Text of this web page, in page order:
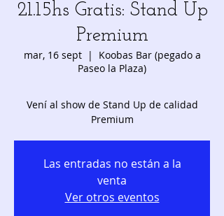
21.15hs Gratis: Stand Up
Premium
mar, 16 sept
  |
Koobas Bar (pegado a
Paseo la Plaza)
Vení al show de Stand Up de calidad
Premium
Las entradas no están a la
venta
Ver otros eventos